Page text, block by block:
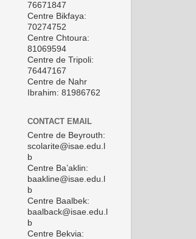
76671847
Centre Bikfaya:
70274752
Centre Chtoura:
81069594
Centre de Tripoli:
76447167
Centre de Nahr
Ibrahim: 81986762
CONTACT EMAIL
Centre de Beyrouth:
scolarite@isae.edu.l
b
Centre Ba’aklin:
baakline@isae.edu.l
b
Centre Baalbek:
baalback@isae.edu.l
b
Centre Bekvia: